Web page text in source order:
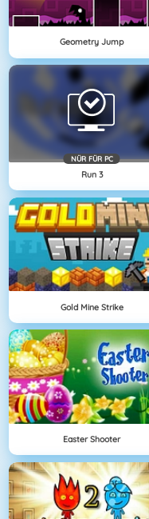
Geometry Jump
NÜR FÜR PC
Run 3
Gold Mine Strike
Easter Shooter